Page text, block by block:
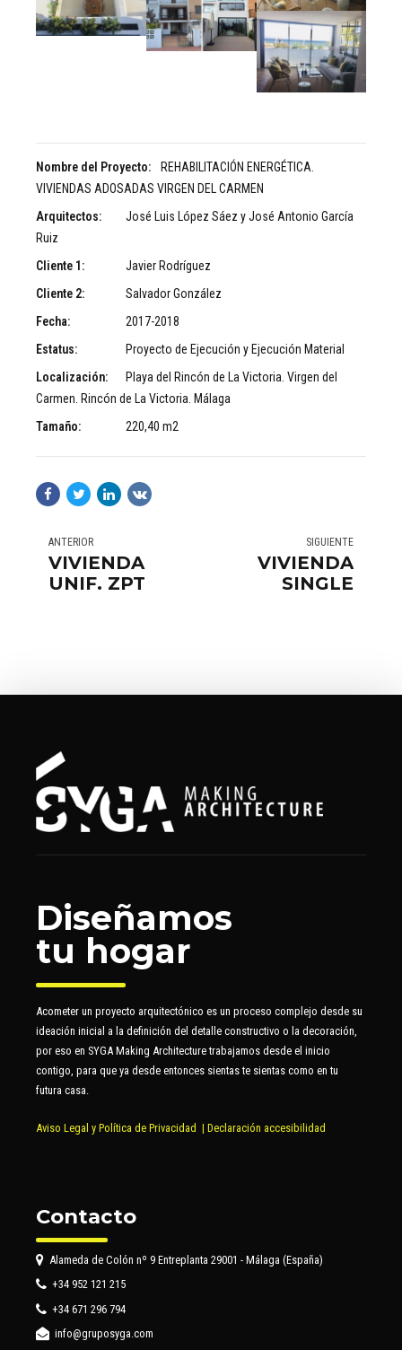
Nombre del Proyecto:
REHABILITACIÓN ENERGÉTICA.
VIVIENDAS ADOSADAS VIRGEN DEL CARMEN
Arquitectos:
José Luis López Sáez y José Antonio García
Ruiz
Cliente 1:
Javier Rodríguez
Cliente 2:
Salvador González
Fecha:
2017-2018
Estatus:
Proyecto de Ejecución y Ejecución Material
Localización:
Playa del Rincón de La Victoria. Virgen del
Carmen. Rincón de La Victoria. Málaga
Tamaño:
220,40 m2
ANTERIOR
VIVIENDA
UNIF. ZPT
SIGUIENTE
VIVIENDA
SINGLE
Diseñamos
tu hogar
Acometer un proyecto arquitectónico es un proceso complejo desde su
ideación inicial a la definición del detalle constructivo o la decoración,
por eso en SYGA Making Architecture trabajamos desde el inicio
contigo, para que ya desde entonces sientas te sientas como en tu
futura casa.
Aviso Legal y Política de Privacidad | Declaración accesibilidad
Contacto
Alameda de Colón nº 9 Entreplanta 29001 - Málaga (España)
+34 952 121 215
+34 671 296 794
info@gruposyga.com